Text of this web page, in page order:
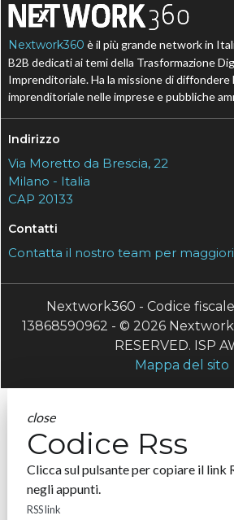
Nextwork360 è il più grande network in
B2B dedicati ai temi della Trasformazione
Imprenditoriale. Ha la missione di
imprenditoriale nelle imprese e pubbliche
Indirizzo
Via Moretto da Brescia, 22
Milano - Italia
CAP 20133
Contatti
Contatta il nostro team per
Nextwork360 - Codice
13868590962 - © 2026
RESERVED. ISP
Mappa del sito
close
Codice Rss
Clicca sul pulsante per copiare il link
negli appunti.
RSS link